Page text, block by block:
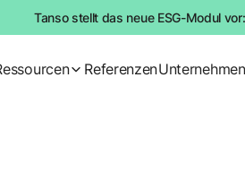
Tanso stellt das neue ESG-Modul
ReferenzenUnternehmen